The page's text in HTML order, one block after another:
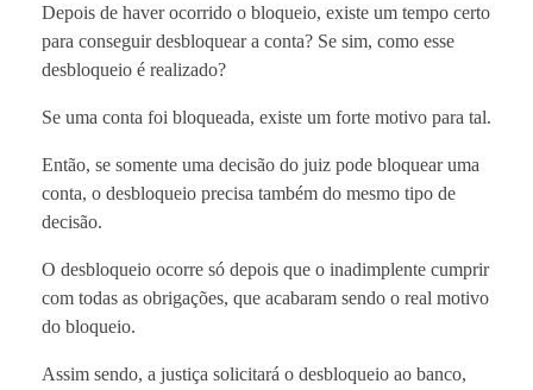
Depois de haver ocorrido o bloqueio, existe um tempo certo
para conseguir desbloquear a conta? Se sim, como esse
desbloqueio é realizado?
Se uma conta foi bloqueada, existe um forte motivo para tal.
Então, se somente uma decisão do juiz pode bloquear uma
conta, o desbloqueio precisa também do mesmo tipo de
decisão.
O desbloqueio ocorre só depois que o inadimplente cumprir
com todas as obrigações, que acabaram sendo o real motivo
do bloqueio.
Assim sendo, a justiça solicitará o desbloqueio ao banco,